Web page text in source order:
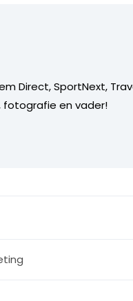
Direct, SportNext,
fotografie en vader!